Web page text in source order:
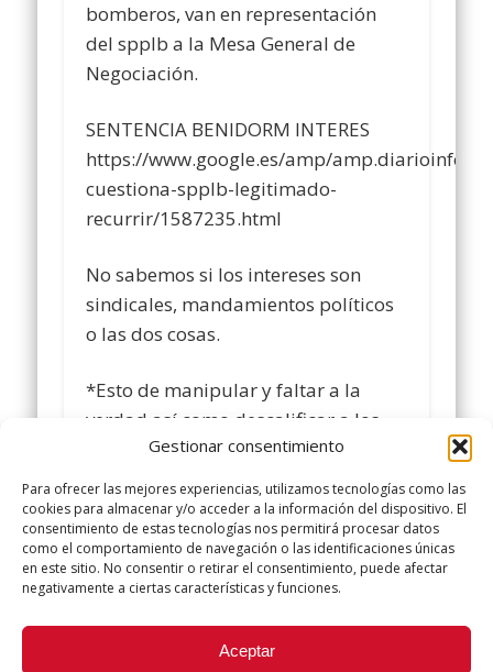
Gestionar consentimiento
Para ofrecer las mejores experiencias, utilizamos tecnologías como las
cookies para almacenar y/o acceder a la información del dispositivo. El
consentimiento de estas tecnologías nos permitirá procesar datos
como el comportamiento de navegación o las identificaciones únicas
en este sitio. No consentir o retirar el consentimiento, puede afectar
negativamente a ciertas características y funciones.
Aceptar
bomberos, van en representación
del spplb a la Mesa General de
Negociación.
SENTENCIA BENIDORM INTERES
https://www.google.es/amp/
cuestiona-spplb-legitimado-
recurrir/1587235.html
No sabemos si los intereses son
sindicales, mandamientos políticos
o las dos cosas.
*Esto de manipular y faltar a la
verdad así como descalificar a los
sindicatos no parará hasta después
de la elecciones sindicales y se
alargará a las municipales y
autonómicas en la que el S(PP)LB
esta jugando ya su papel*
Did you like this article? Share it with your friends!